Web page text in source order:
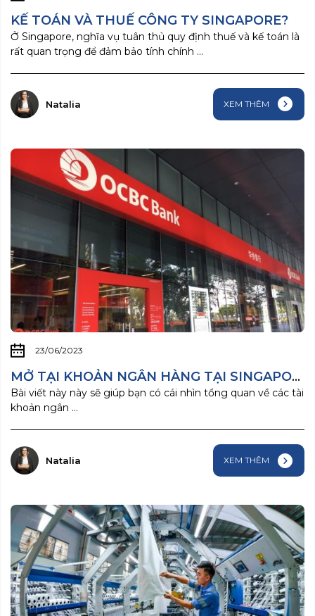
KẾ TOÁN VÀ THUẾ CÔNG TY SINGAPORE?
Ở Singapore, nghĩa vụ tuân thủ quy định thuế và kế toán là
rất quan trọng để đảm bảo tính chính ...
Natalia XEM THÊM
23/06/2023
MỞ TẠI KHOẢN NGÂN HÀNG TẠI SINGAPORE?
Bài viết này này sẽ giúp bạn có cái nhìn tổng quan về các tài
khoản ngân ...
Natalia XEM THÊM